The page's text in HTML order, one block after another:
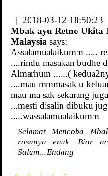
| 2018-03-12 18:50:23
Mbak ayu Retno Ukita
Malaysia says:
Assalamualaikumm .....
....rindu masakan budhe
Almarhum ......(
....mau mmmasak u
mau ma sak sekarang
...mesti disalin dibuku
.....wassalamualaikumm
Selamat Mencoba
rasanya enak. Biar
Salam....Endang